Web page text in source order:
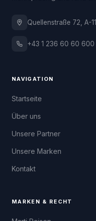
Quellenstraße 72, A-
+43 1 236 60 60 600
NAVIGATION
Startseite
Über uns
Unsere Partner
Unsere Marken
Kontakt
MARKEN & RECHT